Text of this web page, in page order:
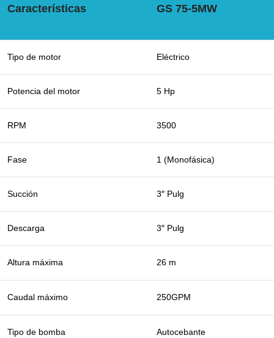
Características GS 75-5MW
Tipo de motor Eléctrico
Potencia del motor 5 Hp
RPM 3500
Fase 1 (Monofásica)
Succión 3″ Pulg
Descarga 3″ Pulg
Altura máxima 26 m
Caudal máximo 250GPM
Tipo de bomba Autocebante